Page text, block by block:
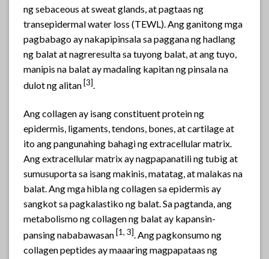
ng sebaceous at sweat glands, at pagtaas ng
transepidermal water loss (TEWL). Ang ganitong mga
pagbabago ay nakapipinsala sa paggana ng hadlang
ng balat at nagreresulta sa tuyong balat, at ang tuyo,
manipis na balat ay madaling kapitan ng pinsala na
dulot ng alitan [3].
Ang collagen ay isang constituent protein ng
epidermis, ligaments, tendons, bones, at cartilage at
ito ang pangunahing bahagi ng extracellular matrix.
Ang extracellular matrix ay nagpapanatili ng tubig at
sumusuporta sa isang makinis, matatag, at malakas na
balat. Ang mga hibla ng collagen sa epidermis ay
sangkot sa pagkalastiko ng balat. Sa pagtanda, ang
metabolismo ng collagen ng balat ay kapansin-
pansing nababawasan[1, 3]. Ang pagkonsumo ng
collagen peptides ay maaaring magpapataas ng